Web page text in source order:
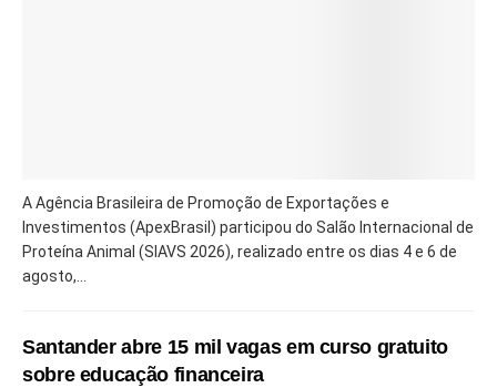
A Agência Brasileira de Promoção de Exportações e
Investimentos (ApexBrasil) participou do Salão Internacional de
Proteína Animal (SIAVS 2026), realizado entre os dias 4 e 6 de
agosto,...
Santander abre 15 mil vagas em curso gratuito
sobre educação financeira